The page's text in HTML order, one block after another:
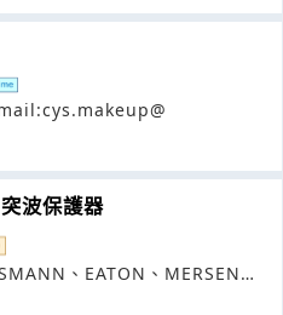
波保護器
、EATON、MERSEN、